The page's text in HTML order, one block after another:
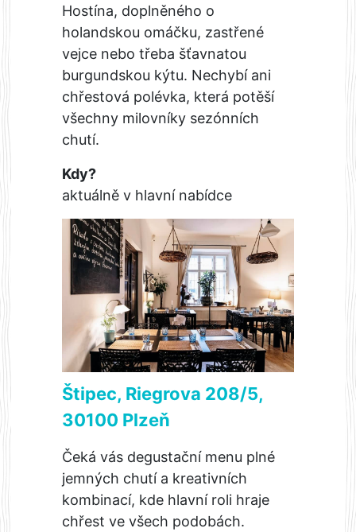
Hostína, doplněného o
holandskou omáčku, zastřené
vejce nebo třeba šťavnatou
burgundskou kýtu. Nechybí ani
chřestová polévka, která potěší
všechny milovníky sezónních
chutí.
Kdy?
aktuálně v hlavní nabídce
Štipec, Riegrova 208/5,
30100 Plzeň
Čeká vás degustační menu plné
jemných chutí a kreativních
kombinací, kde hlavní roli hraje
chřest ve všech podobách.